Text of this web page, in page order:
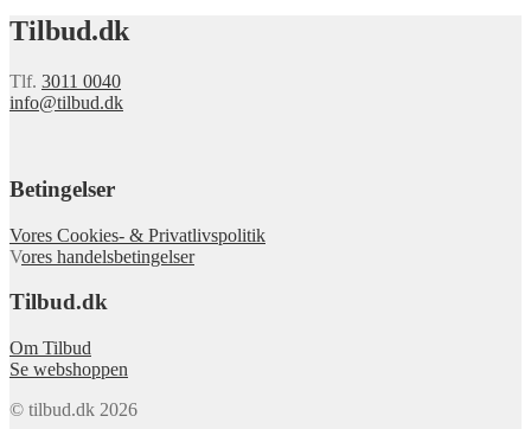
Tilbud.dk
Tlf. 3011 0040
info@tilbud.dk
Betingelser
Vores Cookies- & Privatlivspolitik
Vores handelsbetingelser
Tilbud.dk
Om Tilbud
Se webshoppen
© tilbud.dk 2026